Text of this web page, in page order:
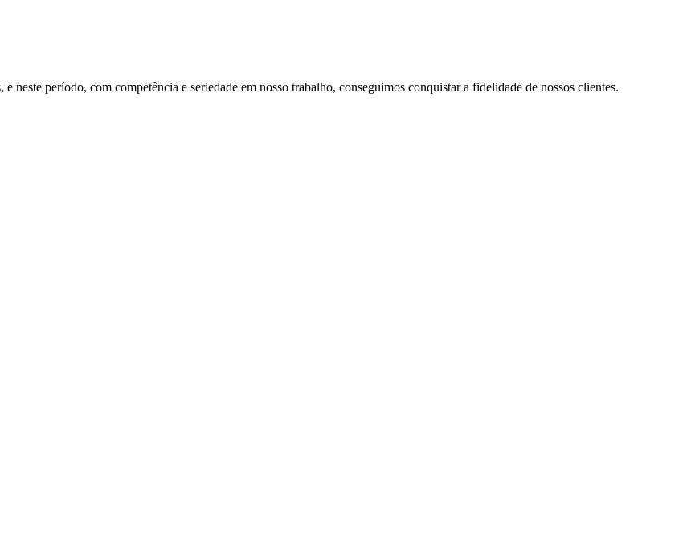
neste período, com competência e seriedade em nosso trabalho, conseguimos conquistar a fidelidade de nossos clientes.